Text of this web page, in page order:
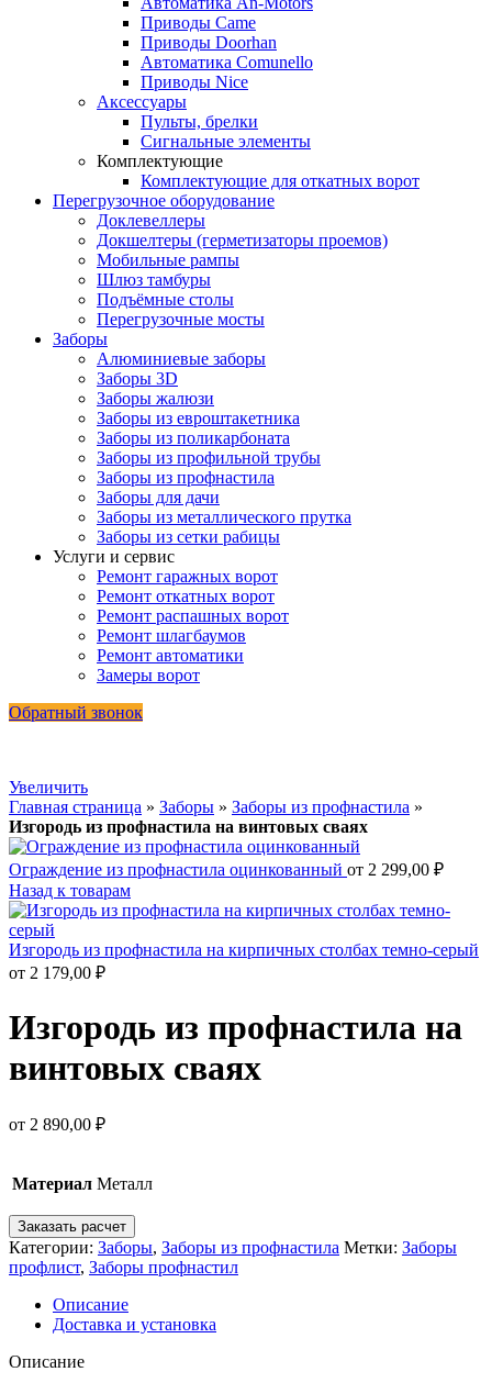
Приводы Came
Приводы Doorhan
Автоматика Comunello
Приводы Nice
Аксессуары
Пульты, брелки
Сигнальные элементы
Комплектующие
Комплектующие для откатных ворот
Перегрузочное оборудование
Доклевеллеры
Докшелтеры (герметизаторы проемов)
Мобильные рампы
Шлюз тамбуры
Подъёмные столы
Перегрузочные мосты
Заборы
Алюминиевые заборы
Заборы 3D
Заборы жалюзи
Заборы из евроштакетника
Заборы из поликарбоната
Заборы из профильной трубы
Заборы из профнастила
Заборы для дачи
Заборы из металлического прутка
Заборы из сетки рабицы
Услуги и сервис
Ремонт гаражных ворот
Ремонт откатных ворот
Ремонт распашных ворот
Ремонт шлагбаумов
Ремонт автоматики
Замеры ворот
Обратный звонок
Увеличить
Главная страница » Заборы » Заборы из профнастила »
Изгородь из профнастила на винтовых сваях
Ограждение из профнастила оцинкованный от 2 299,00 ₽
Назад к товарам
Изгородь из профнастила на кирпичных столбах темно-серый
от 2 179,00 ₽
Изгородь из профнастила на
винтовых сваях
от 2 890,00 ₽
Материал Металл
Заказать расчет
Категории: Заборы, Заборы из профнастила Метки: Заборы
профлист, Заборы профнастил
Описание
Доставка и установка
Описание